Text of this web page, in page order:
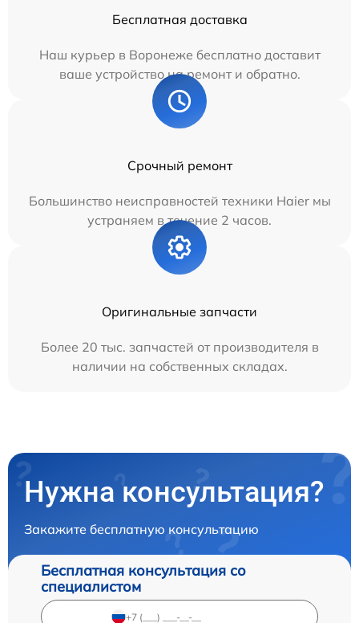
Бесплатная доставка
Наш курьер в Воронеже бесплатно доставит
ваше устройство на ремонт и обратно.
Срочный ремонт
Большинство неисправностей техники Haier мы
устраняем в течение 2 часов.
Оригинальные запчасти
Более 20 тыс. запчастей от производителя в
наличии на собственных складах.
Нужна консультация?
Закажите бесплатную консультацию
Бесплатная консультация со
специалистом